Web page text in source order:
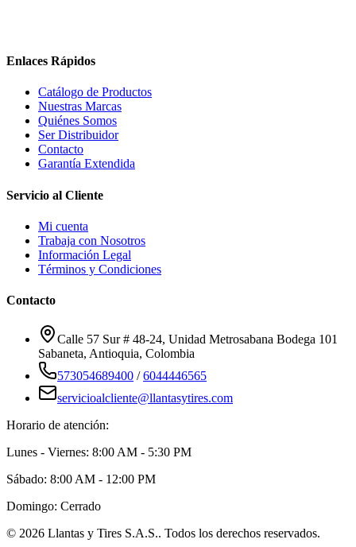
Enlaces Rápidos
Catálogo de Productos
Nuestras Marcas
Quiénes Somos
Ser Distribuidor
Contacto
Garantía Extendida
Servicio al Cliente
Mi cuenta
Trabaja con Nosotros
Información Legal
Términos y Condiciones
Contacto
Calle 57 Sur # 48-24, Unidad Metrosabana Bodega 101
Sabaneta, Antioquia, Colombia
573054689400 /6044446565
servicioalcliente@llantasytires.com
Horario de atención:
Lunes - Viernes: 8:00 AM - 5:30 PM
Sábado: 8:00 AM - 12:00 PM
Domingo: Cerrado
© 2026 Llantas y Tires S.A.S.. Todos los derechos reservados.